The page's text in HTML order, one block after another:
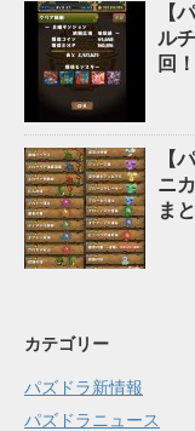
【
ル
回
【
ニ
ま
カテゴリー
パズドラ新情報
パズドラニュース